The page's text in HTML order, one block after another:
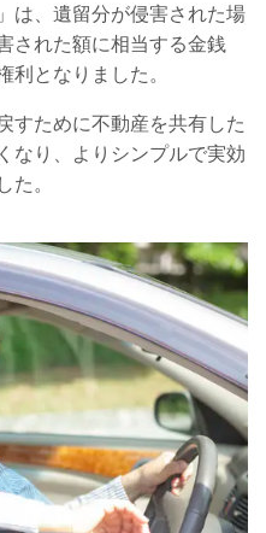
は、遺留分が侵害された場
された額に相当する金銭
利となりました。
すために不動産を共有した
なり、よりシンプルで実効
た。